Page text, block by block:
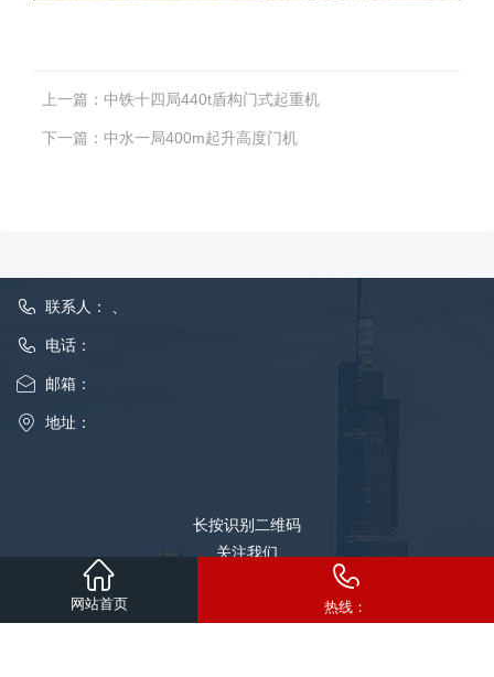
上一篇： 中铁十四局440t盾构门式起重机
下一篇： 中水一局400m起升高度门机
联系人： 、
电话：
邮箱：
地址：
长按识别二维码
关注我们
网站首页 热线：